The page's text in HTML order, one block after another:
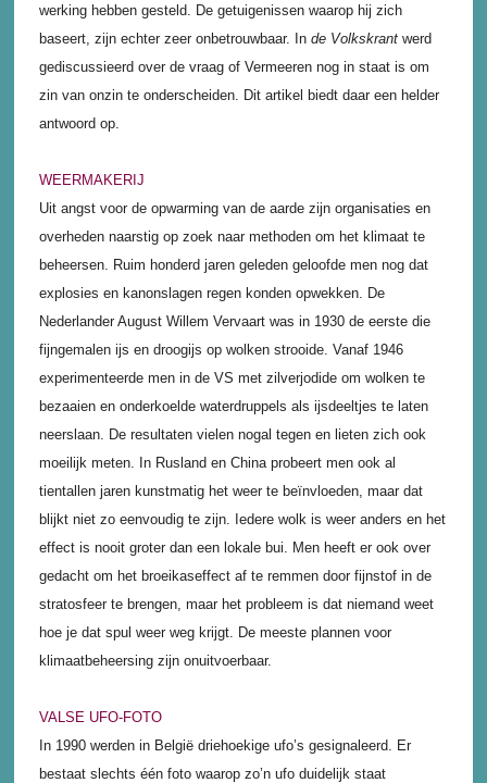
werking hebben gesteld. De getuigenissen waarop hij zich
baseert, zijn echter zeer onbetrouwbaar. In de Volkskrantwerd
gediscussieerd over de vraag of Vermeeren nog in staat is om
zin van onzin te onderscheiden. Dit artikel biedt daar een helder
antwoord op.
WEERMAKERIJ
Uit angst voor de opwarming van de aarde zijn organisaties en
overheden naarstig op zoek naar methoden om het klimaat te
beheersen. Ruim honderd jaren geleden geloofde men nog dat
explosies en kanonslagen regen konden opwekken. De
Nederlander August Willem Vervaart was in 1930 de eerste die
fijngemalen ijs en droogijs op wolken strooide. Vanaf 1946
experimenteerde men in de VS met zilverjodide om wolken te
bezaaien en onderkoelde waterdruppels als ijsdeeltjes te laten
neerslaan. De resultaten vielen nogal tegen en lieten zich ook
moeilijk meten. In Rusland en China probeert men ook al
tientallen jaren kunstmatig het weer te beïnvloeden, maar dat
blijkt niet zo eenvoudig te zijn. Iedere wolk is weer anders en het
effect is nooit groter dan een lokale bui. Men heeft er ook over
gedacht om het broeikaseffect af te remmen door fijnstof in de
stratosfeer te brengen, maar het probleem is dat niemand weet
hoe je dat spul weer weg krijgt. De meeste plannen voor
klimaatbeheersing zijn onuitvoerbaar.
VALSE UFO-FOTO
In 1990 werden in België driehoekige ufo’s gesignaleerd. Er
bestaat slechts één foto waarop zo’n ufo duidelijk staat